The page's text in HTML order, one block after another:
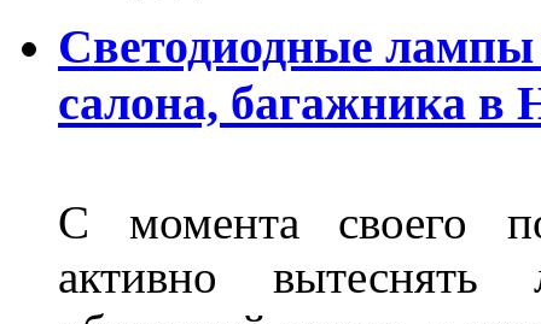
Светодиодные лампы
салона, багажника в
С момента своего
активно